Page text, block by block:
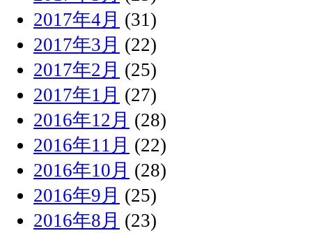
2017年4月 (31)
2017年3月 (22)
2017年2月 (25)
2017年1月 (27)
2016年12月 (28)
2016年11月 (22)
2016年10月 (28)
2016年9月 (25)
2016年8月 (23)